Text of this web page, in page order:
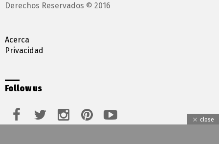
Derechos Reservados © 2016
Acerca
Privacidad
Follow us
close